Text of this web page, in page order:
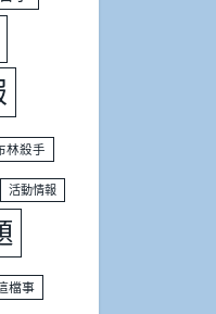
林殺手
活動情報
檔事